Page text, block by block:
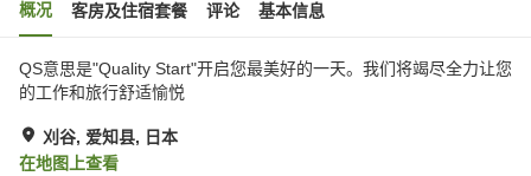
概况 客房及住宿套餐 评论 基本信息
QS意思是"Quality Start"开启您最美好的一天。我们将竭尽全力让您
的工作和旅行舒适愉悦
刈谷, 爱知县, 日本
在地图上查看